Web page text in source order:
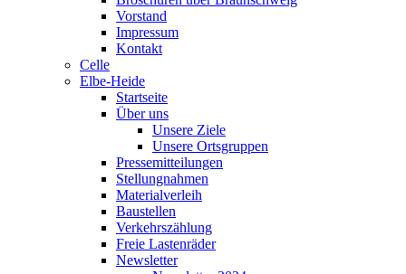
Vorstand
Impressum
Kontakt
Celle
Elbe-Heide
Startseite
Über uns
Unsere Ziele
Unsere Ortsgruppen
Pressemitteilungen
Stellungnahmen
Materialverleih
Baustellen
Verkehrszählung
Freie Lastenräder
Newsletter